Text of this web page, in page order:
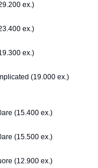
ex.)
ex.)
ex.)
(19.000 ex.)
(15.400 ex.)
(15.500 ex.)
(12.900 ex.)